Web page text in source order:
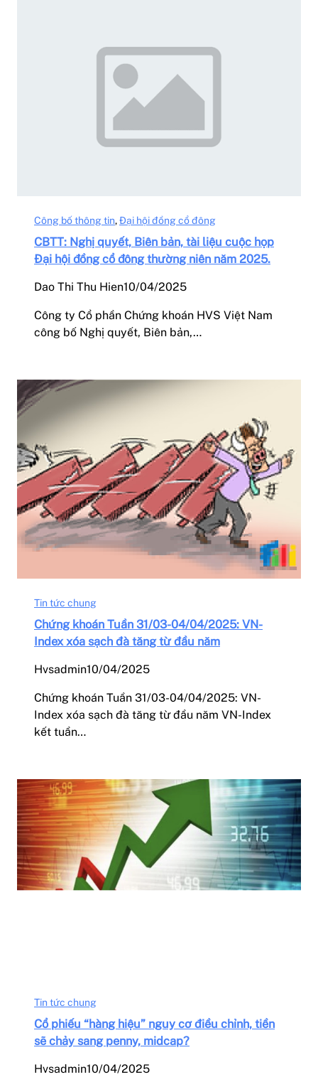
Công bố thông tin, Đại hội đồng cổ đông
CBTT: Nghị quyết, Biên bản, tài liệu cuộc họp
Đại hội đồng cổ đông thường niên năm 2025.
Dao Thi Thu Hien10/04/2025
Công ty Cổ phần Chứng khoán HVS Việt Nam
công bố Nghị quyết, Biên bản,…
Tin tức chung
Chứng khoán Tuần 31/03-04/04/2025: VN-
Index xóa sạch đà tăng từ đầu năm
Hvsadmin10/04/2025
Chứng khoán Tuần 31/03-04/04/2025: VN-
Index xóa sạch đà tăng từ đầu năm VN-Index
kết tuần…
Tin tức chung
Cổ phiếu “hàng hiệu” nguy cơ điều chỉnh, tiền
sẽ chảy sang penny, midcap?
Hvsadmin10/04/2025